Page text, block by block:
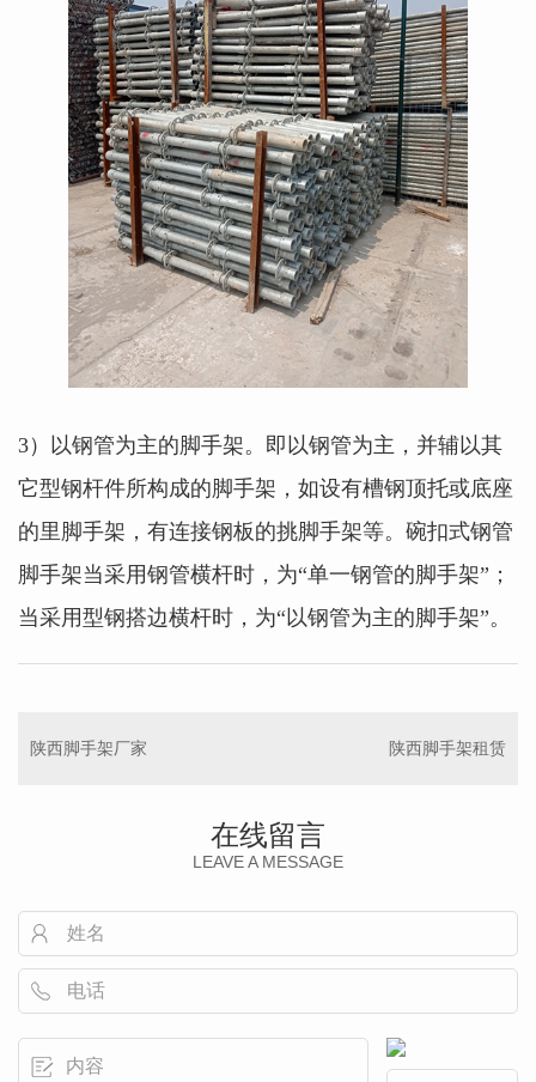
3）以钢管为主的脚手架。即以钢管为主，并辅以其
它型钢杆件所构成的脚手架，如设有槽钢顶托或底座
的里脚手架，有连接钢板的挑脚手架等。碗扣式钢管
脚手架当采用钢管横杆时，为“单一钢管的脚手架”；
当采用型钢搭边横杆时，为“以钢管为主的脚手架”。
陕西脚手架厂家 陕西脚手架租赁
在线留言
LEAVE A MESSAGE